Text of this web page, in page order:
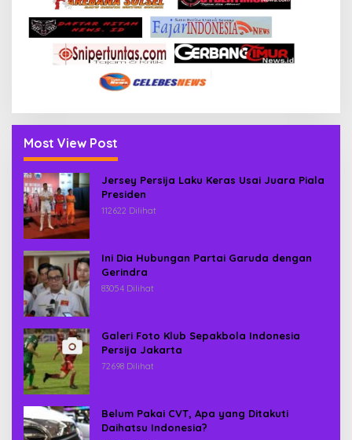
Most View Post
Jersey Persija Laku Keras Usai Juara Piala
Presiden
112622 Dilihat
Ini Dia Hubungan Partai Garuda dengan
Gerindra
83054 Dilihat
Galeri Foto Klub Sepakbola Indonesia
Persija Jakarta
72698 Dilihat
Belum Pakai CVT, Apa yang Ditakuti
Daihatsu Indonesia?